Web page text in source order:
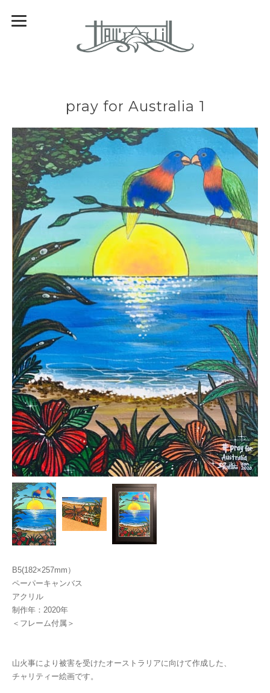
pray for Australia 1
B5(182×257mm）
ペーパーキャンバス
アクリル
制作年：2020年
＜フレーム付属＞
山火事により被害を受けたオーストラリアに向けて作成した、
チャリティー絵画です。